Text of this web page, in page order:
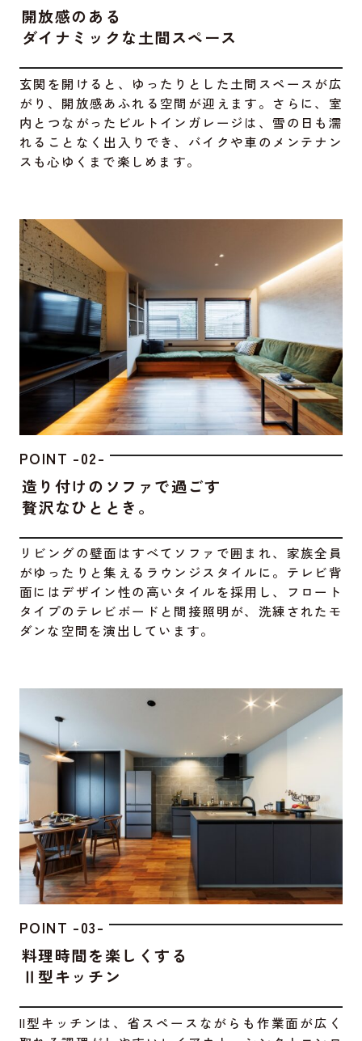
開放感のある
ダイナミックな土間スペース
玄関を開けると、ゆったりとした土間スペースが広
がり、開放感あふれる空間が迎えます。さらに、室
内とつながったビルトインガレージは、雪の日も濡
れることなく出入りでき、バイクや車のメンテナン
スも心ゆくまで楽しめます。
POINT -02-
造り付けのソファで過ごす
贅沢なひととき。
リビングの壁面はすべてソファで囲まれ、家族全員
がゆったりと集えるラウンジスタイルに。テレビ背
面にはデザイン性の高いタイルを採用し、フロート
タイプのテレビボードと間接照明が、洗練されたモ
ダンな空間を演出しています。
POINT -03-
料理時間を楽しくする
Ⅱ型キッチン
II型キッチンは、省スペースながらも作業面が広く